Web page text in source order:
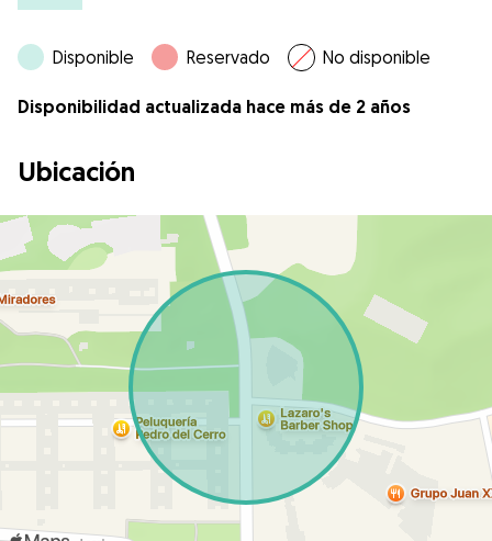
Disponible Reservado No disponible
Disponibilidad actualizada hace más de 2 años
Ubicación